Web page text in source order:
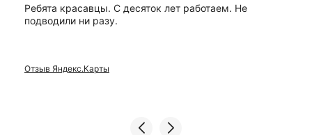
Ребята красавцы. С десяток лет работаем. Не
подводили ни разу.
Отзыв Яндекс.Карты